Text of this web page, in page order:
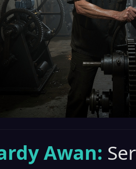
Awan: